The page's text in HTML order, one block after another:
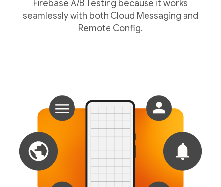
Firebase A/B Testing because it works
seamlessly with both Cloud Messaging and
Remote Config.